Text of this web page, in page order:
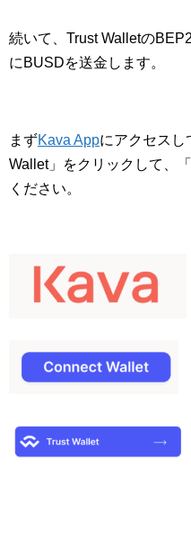
続いて、Trust Walletの
にBUSDを送金します。
まずKava Appにアクセスし
Wallet」をクリックして、
ください。